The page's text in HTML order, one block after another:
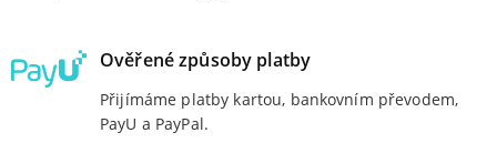
Ověřené způsoby platby
Přijímáme platby kartou, bankovním převodem,
PayU a PayPal.